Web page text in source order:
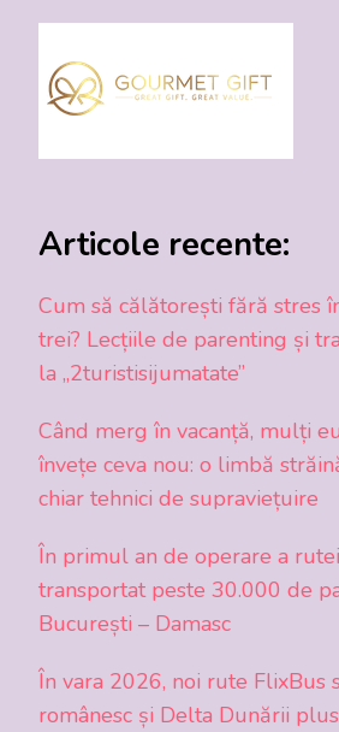
Articole recente:
Cum să călătorești fără stres
trei? Lecțiile de parenting și
la „2turistisijumatate”
Când merg în vacanță, mulți
învețe ceva nou: o limbă
chiar tehnici de supraviețuire
În primul an de operare a
transportat peste 30.000 de
București – Damasc
În vara 2026, noi rute
românesc și Delta Dunării